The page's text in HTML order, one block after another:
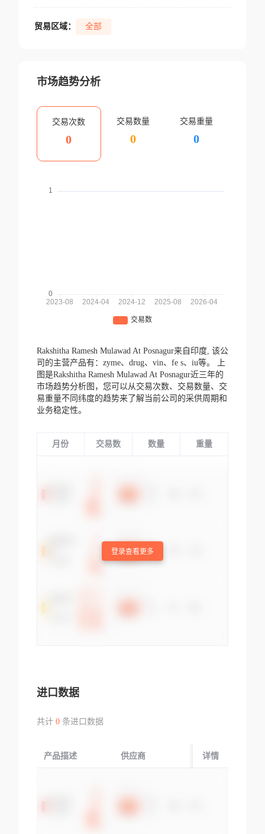
贸易区域： 全部
市场趋势分析
交易次数
0
交易数量
0
交易重量
0
Rakshitha Ramesh Mulawad At Posnagur来自印度, 该公
司的主营产品有：zyme、drug、vin、fe s、iu等。
上
图是Rakshitha Ramesh Mulawad At Posnagur近三年的
市场趋势分析图，您可以从交易次数、交易数量、交
易重量不同纬度的趋势来了解当前公司的采供周期和
业务稳定性。
月份 交易数 数量 重量
登录查看更多
进口数据
共计 0条进口数据
产品描述 供应商 起运国/地区
详情